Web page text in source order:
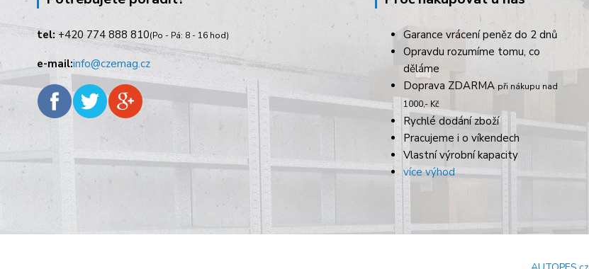
tel:+420 774 888 810(Po - Pá: 8 - 16 hod)
e-mail:info@czemag.cz
Garance vrácení peněz do 2 dnů
Opravdu rozumíme tomu, co
děláme
Doprava ZDARMA při nákupu nad
1000,- Kč
Rychlé dodání zboží
Pracujeme i o víkendech
Vlastní výrobní kapacity
více výhod